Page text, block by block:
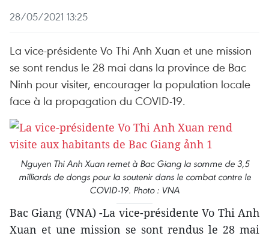
28/05/2021 13:25
La vice-présidente Vo Thi Anh Xuan et une mission
se sont rendus le 28 mai dans la province de Bac
Ninh pour visiter, encourager la population locale
face à la propagation du COVID-19.
Nguyen Thi Anh Xuan remet à Bac Giang la somme de 3,5
milliards de dongs pour la soutenir dans le combat contre le
COVID-19. Photo : VNA
Bac Giang (VNA) -La vice-présidente Vo Thi Anh
Xuan et une mission se sont rendus le 28 mai